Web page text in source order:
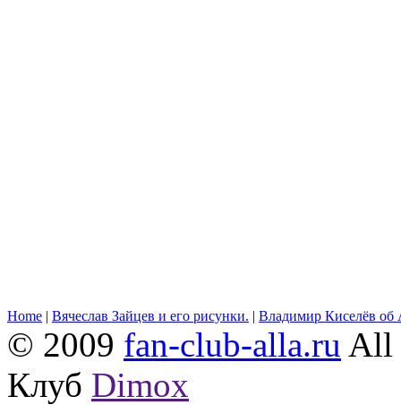
Home | Вячеслав Зайцев и его рисунки. | Владимир Киселёв об
© 2009 fan-club-alla.ru All
Клуб Dimox